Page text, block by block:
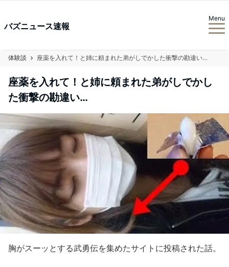
バズニュース速報
Menu
体験談 座薬を入れて！と姉に頼まれた弟がしでかした衝撃の勘違い…
座薬を入れて！と姉に頼まれた弟がしでかし
た衝撃の勘違い…
胸がスーッとする武勇伝を集めたサイトに投稿された話。